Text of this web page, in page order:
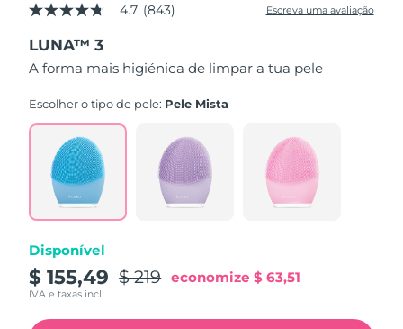
4.7
5
estrelas,
valor
de
Read
Reviews.
Link
abre
mesma
4.7 (843) Escreva uma avaliação
LUNA™ 3
A forma mais higiénica de limpar a tua pele
Escolher o tipo de pele: Pele Mista
Disponível
$ 155,49 $ 219 economize$ 63,51
IVA e taxas incl.